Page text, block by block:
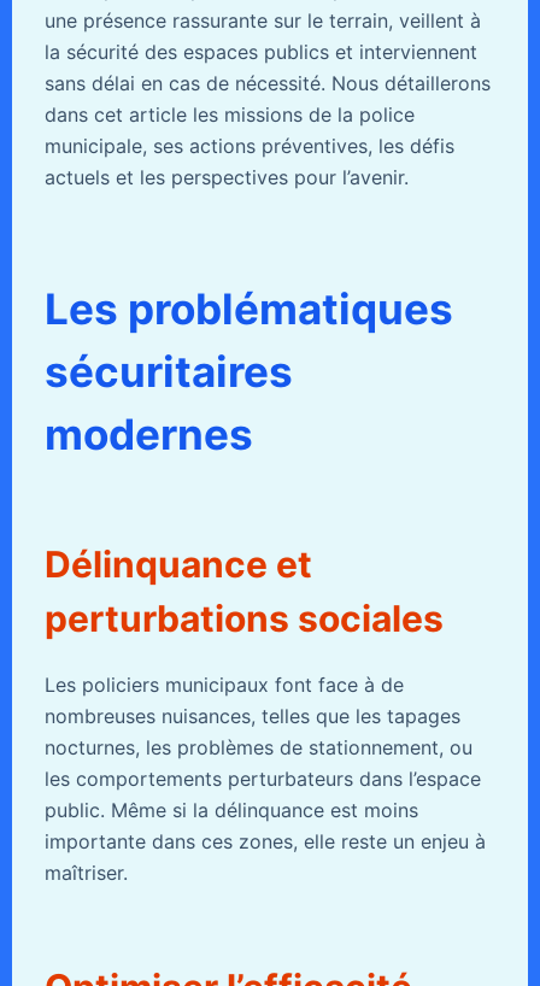
une présence rassurante sur le terrain, veillent à
la sécurité des espaces publics et interviennent
sans délai en cas de nécessité. Nous détaillerons
dans cet article les missions de la police
municipale, ses actions préventives, les défis
actuels et les perspectives pour l’avenir.
Les problématiques
sécuritaires
modernes
Délinquance et
perturbations sociales
Les policiers municipaux font face à de
nombreuses nuisances, telles que les tapages
nocturnes, les problèmes de stationnement, ou
les comportements perturbateurs dans l’espace
public. Même si la délinquance est moins
importante dans ces zones, elle reste un enjeu à
maîtriser.